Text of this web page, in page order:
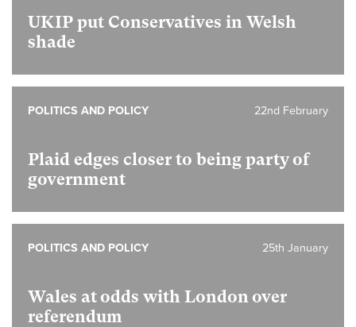
UKIP put Conservatives in Welsh
shade
Plaid edges closer to being party of
government
22nd February
POLITICS AND POLICY
Wales at odds with London over
referendum
25th January
POLITICS AND POLICY